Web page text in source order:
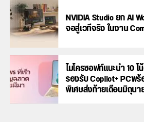
NVIDIA Studio ยก AI
จอสู่เวทีจริง ในงาน
ไมโครซอฟท์แนะนำ 10
รองรับ Copilot+ PCพร้
พิเศษส่งท้ายเดือนมิถุน